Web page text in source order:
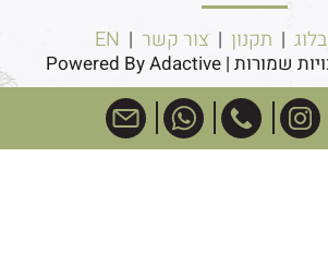
|תקנון|צור קשר|
EN